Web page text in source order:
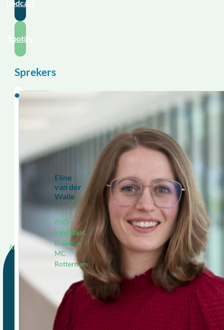
Redactie, OBPL
podcast
Spotify
Sprekers
Eline
van der
Walle
PhD-
kandidaat,
Erasmus
MC
Rotterdam